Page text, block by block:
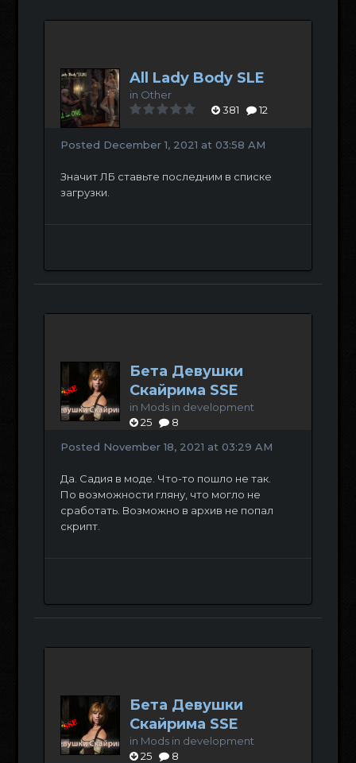
All Lady Body SLE
in Other
381
12
Posted December 1, 2021 at 03:58 AM
Значит ЛБ ставьте последним в списке
загрузки.
Бета Девушки
Скайрима SSE
in Mods in development
25
8
Posted November 18, 2021 at 03:29 AM
Да. Садия в моде. Что-то пошло не так.
По возможности гляну, что могло не
сработать. Возможно в архив не попал
скрипт.
Бета Девушки
Скайрима SSE
in Mods in development
25
8